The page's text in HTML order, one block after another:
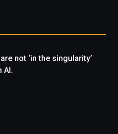
not ‘in the singularity’
AI.